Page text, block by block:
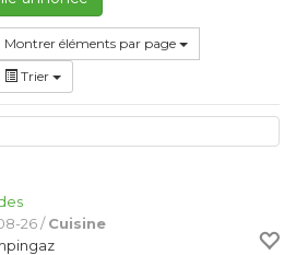
Montrer éléments par page
Trier
26 /Cuisine